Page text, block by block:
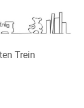
Trein